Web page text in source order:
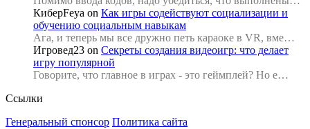
КиберFeya on Как игры содействуют социализации и
обучению социальным навыкам
Ага, и теперь мы все дружно петь караоке в VR, вме…
Игровед23 on Секреты создания видеоигр: что делает
игру популярной
Говорите, что главное в играх - это геймплей? Но е…
Ссылки
Генеральный спонсор Политика сайта